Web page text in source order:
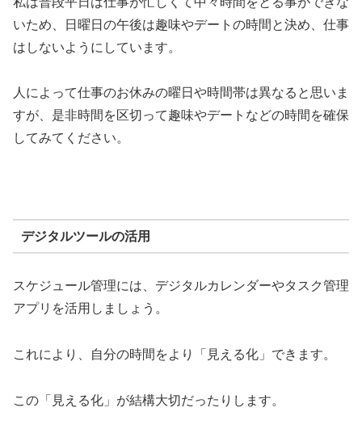
いため、日曜日の午後は趣味やデートの時間と決め、仕事
はしないようにしています。
人によって仕事のお休みの曜日や時間帯は異なると思いま
すが、是非時間を区切って趣味やデートなどの時間を確保
してみてください。
デジタルツールの活用
スケジュール管理には、デジタルカレンダーやタスク管理
アプリを活用しましょう。
これにより、自分の時間をより「見える化」できます。
この「見える化」が結構大切だったりします。